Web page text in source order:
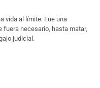
vida al límite. Fue una
fuera necesario, hasta matar,
judicial.